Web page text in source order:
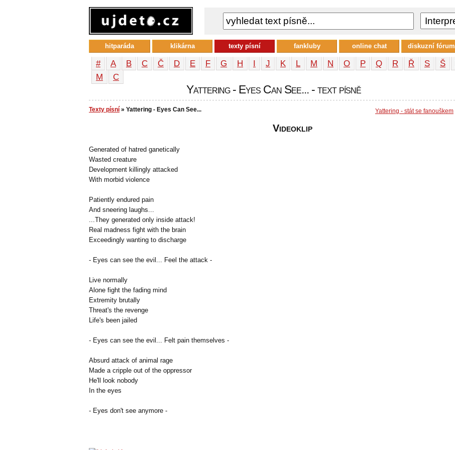
# A B C Č D E F G H I J K L M N O P Q R Ř S Š
М
С
Yattering - Eyes Can See... - text písně
Texty písní » Yattering - Eyes Can See... Yattering - stát se fanouškem
Generated of hatred ganetically
Wasted creature
Development killingly attacked
With morbid violence
Patiently endured pain
And sneering laughs...
...They generated only inside attack!
Real madness fight with the brain
Exceedingly wanting to discharge
- Eyes can see the evil... Feel the attack -
Live normally
Alone fight the fading mind
Extremity brutally
Threat's the revenge
Life's been jailed
- Eyes can see the evil... Felt pain themselves -
Absurd attack of animal rage
Made a cripple out of the oppressor
He'll look nobody
In the eyes
- Eyes don't see anymore -
Videoklip
hitparáda klikárna texty písní fankluby online chat diskuzní fórum